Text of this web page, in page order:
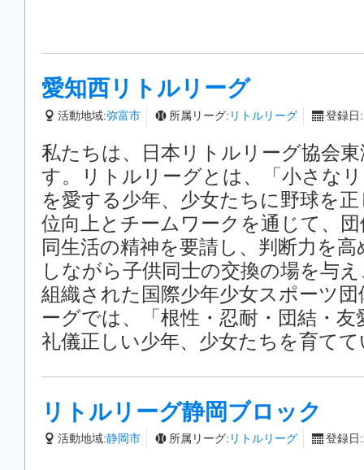
愛知西リトルリーグ
活動地域:弥富市 所属リーグ: リトルリーグ 登録日
私たちは、日本リトルリーグ協会
す。リトルリーグとは、「小さな
を愛する少年、少女たちに野球を
位向上とチームワークを通じて、
同生活の精神を要請し、判断力を
しながら子供同士の交換の場を与
組織された国際少年少女スポーツ
ーグでは、「根性・忍耐・団結・
礼儀正しい少年、少女たちを育て
リトルリーグ静岡ブロック
活動地域:静岡市 所属リーグ: リトルリーグ 登録日